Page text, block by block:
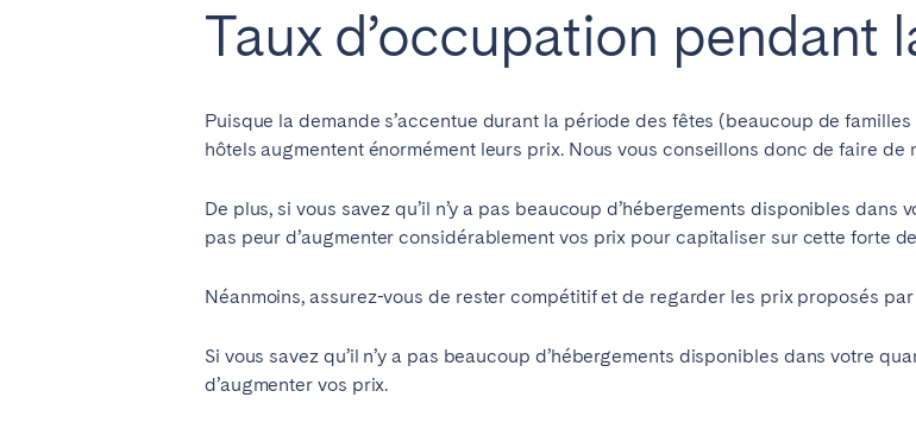
Taux d’occupation pendant
Puisque la demande s’accentue durant la période des fêtes (beaucoup de
hôtels augmentent énormément leurs prix. Nous vous conseillons donc de faire de
De plus, si vous savez qu’il n’y a pas beaucoup d’hébergements disponibles dans
pas peur d’augmenter considérablement vos prix pour capitaliser sur cette forte
Néanmoins, assurez-vous de rester compétitif et de regarder les prix proposés
Si vous savez qu’il n’y a pas beaucoup d’hébergements disponibles dans votre
d’augmenter vos prix.
CANARY ISLANDS
Fuerteventura
Lanzarote
Tenerife
Basel Bern Geneva
ÉMIRATS ARABES UNIS